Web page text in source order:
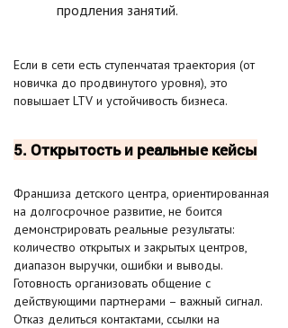
продления занятий.
Если в сети есть ступенчатая траектория (от
новичка до продвинутого уровня), это
повышает LTV и устойчивость бизнеса.
5. Открытость и реальные кейсы
Франшиза детского центра, ориентированная
на долгосрочное развитие, не боится
демонстрировать реальные результаты:
количество открытых и закрытых центров,
диапазон выручки, ошибки и выводы.
Готовность организовать общение с
действующими партнерами – важный сигнал.
Отказ делиться контактами, ссылки на